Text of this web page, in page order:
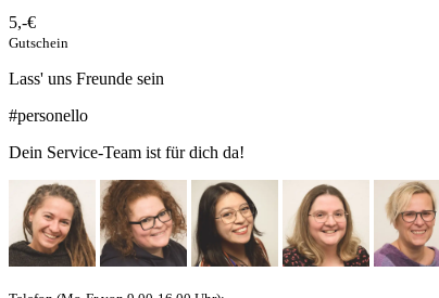
5,-€
Gutschein
Lass' uns Freunde sein
#personello
Dein Service-Team ist für dich da!